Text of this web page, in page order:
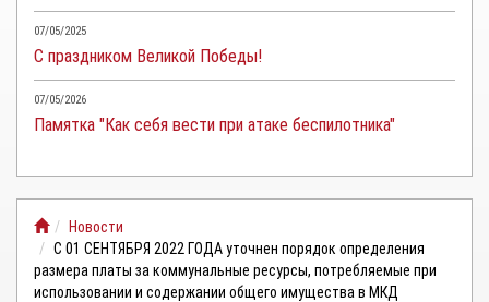
ОТЧЕТНОСТЬ
КЛИЕНТАМ
КАБИНЕТ
07/05/2025
С праздником Великой Победы!
07/05/2026
Памятка "Как себя вести при атаке беспилотника"
Новости
С 01 СЕНТЯБРЯ 2022 ГОДА уточнен порядок определения
размера платы за коммунальные ресурсы, потребляемые при
использовании и содержании общего имущества в МКД